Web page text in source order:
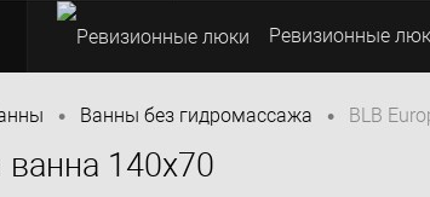
Ревизионные
• Ванны без гидромассажа • BLB
ванна 140x70